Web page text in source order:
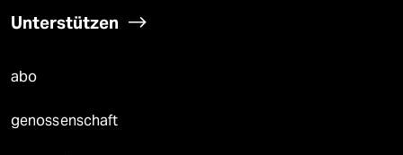
Unterstützen
abo
genossenschaft